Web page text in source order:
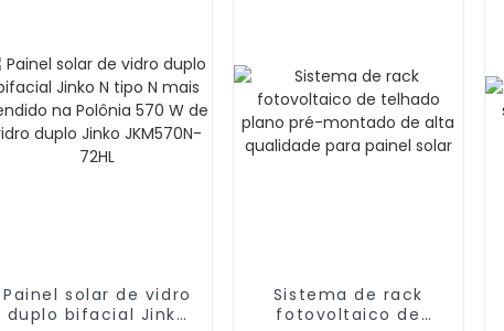
Painel solar de vidro
duplo bifacial Jinko
Sistema de rack
fotovoltaico de